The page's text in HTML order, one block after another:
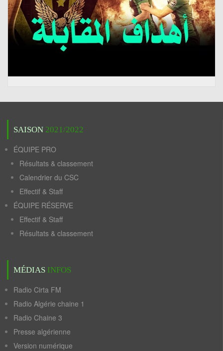
SAISON 2021/2022
ÉQUIPE PRO
Résultats & classement
Calendrier du CSC
Effectif & Staff
ÉQUIPE RÉSERVE
Effectif & Staff
Résultats & classement
MÉDIAS INFOS
Radio Cirta FM
Radio Algérie chaine 1
Radio Chaine 3
Presse algérienne
Version numérique